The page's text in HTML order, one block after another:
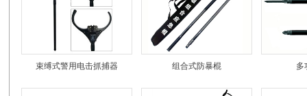
束缚式警用电击抓捕器 组合式防暴棍 多